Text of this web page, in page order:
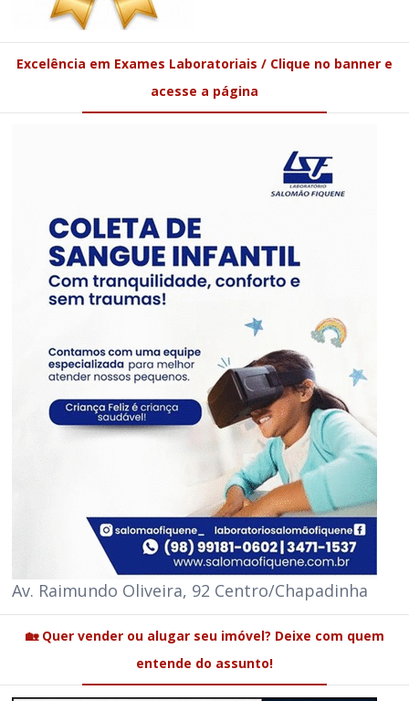
Excelência em Exames Laboratoriais / Clique no banner e
acesse a página
Av. Raimundo Oliveira, 92 Centro/Chapadinha
🏡 Quer vender ou alugar seu imóvel? Deixe com quem
entende do assunto!